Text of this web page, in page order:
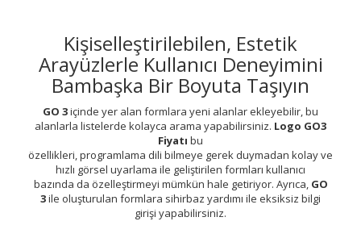
Kişiselleştirilebilen, Estetik
Arayüzlerle Kullanıcı Deneyimini
Bambaşka Bir Boyuta Taşıyın
GO 3içinde yer alan formlara yeni alanlar ekleyebilir, bu
alanlarla listelerde kolayca arama yapabilirsiniz. Logo GO3
Fiyatı bu
özellikleri, programlama dili bilmeye gerek duymadan kolay ve
hızlı görsel uyarlama ile geliştirilen formları kullanıcı
bazında da özelleştirmeyi mümkün hale getiriyor. Ayrıca, GO
3ile oluşturulan formlara sihirbaz yardımı ile eksiksiz bilgi
girişi yapabilirsiniz.